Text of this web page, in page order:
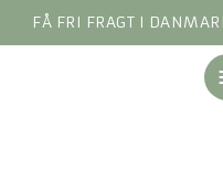
FÅ FRI FRAGT I